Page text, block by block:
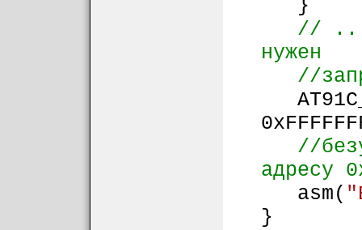
}
// ...
нужен
//
//
адресу
asm(
}